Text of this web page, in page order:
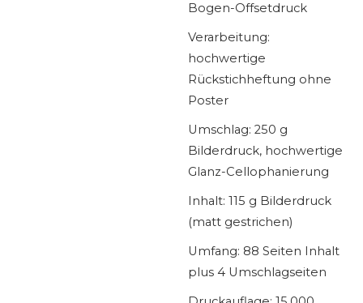
Bogen-Offsetdruck
Verarbeitung:
hochwertige
Rückstichheftung ohne
Poster
Umschlag: 250 g
Bilderdruck, hochwertige
Glanz-Cellophanierung
Inhalt: 115 g Bilderdruck
(matt gestrichen)
Umfang: 88 Seiten Inhalt
plus 4 Umschlagseiten